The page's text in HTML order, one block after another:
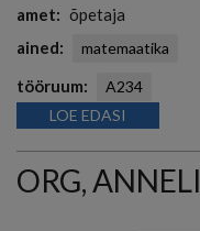
amet
õpetaja
ained
matemaatika
tööruum
A234
LOE EDASI
ORG, ANNELI